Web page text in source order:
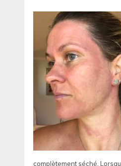
complètement séché.